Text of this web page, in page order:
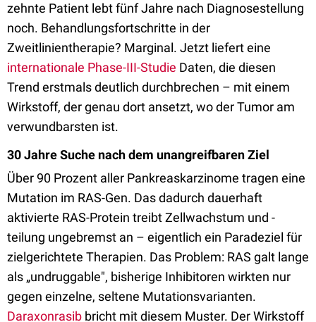
zehnte Patient lebt fünf Jahre nach Diagnosestellung
noch. Behandlungsfortschritte in der
Zweitlinientherapie? Marginal. Jetzt liefert eine
internationale Phase-III-Studie Daten, die diesen
Trend erstmals deutlich durchbrechen – mit einem
Wirkstoff, der genau dort ansetzt, wo der Tumor am
verwundbarsten ist.
30 Jahre Suche nach dem unangreifbaren Ziel
Über 90 Prozent aller Pankreaskarzinome tragen eine
Mutation im RAS-Gen. Das dadurch dauerhaft
aktivierte RAS-Protein treibt Zellwachstum und -
teilung ungebremst an – eigentlich ein Paradeziel für
zielgerichtete Therapien. Das Problem: RAS galt lange
als „undruggable", bisherige Inhibitoren wirkten nur
gegen einzelne, seltene Mutationsvarianten.
Daraxonrasib bricht mit diesem Muster. Der Wirkstoff